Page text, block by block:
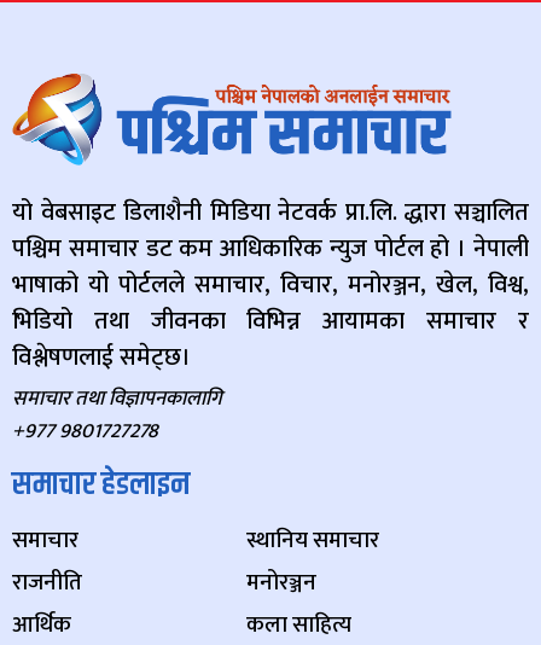
यो वेबसाइट डिलाशैनी मिडिया नेटवर्क प्रा.लि. द्धारा सञ्चालित
पश्चिम समाचार डट कम आधिकारिक न्युज पोर्टल हो । नेपाली
भाषाको यो पोर्टलले समाचार, विचार, मनोरञ्जन, खेल, विश्व,
भिडियो तथा जीवनका विभिन्न आयामका समाचार र
विश्लेषणलाई समेट्छ।
समाचार तथा विज्ञापनकालागि
+977 9801727278
समाचार हेडलाइन
समाचार
राजनीति
आर्थिक
स्थानिय समाचार
मनोरञ्जन
कला साहित्य